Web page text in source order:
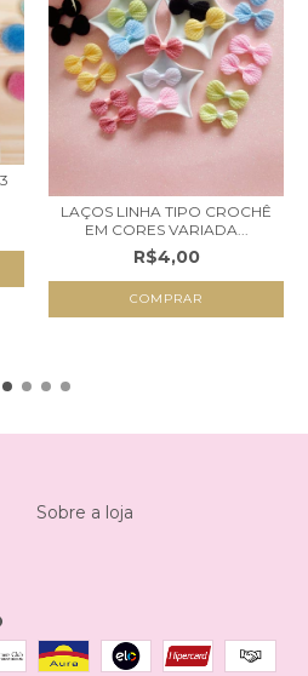
LAÇOS LINHA TIPO CROCHÊ
EM CORES VARIADA...
R$4,00
COMPRAR
Sobre a loja